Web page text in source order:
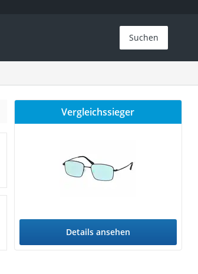
Suchen
Vergleichssieger
Details ansehen